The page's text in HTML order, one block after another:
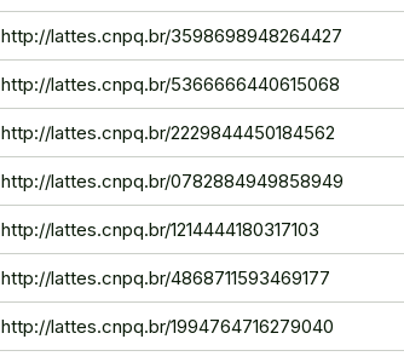
http://lattes.cnpq.br/3598698948264427
http://lattes.cnpq.br/5366666440615068
http://lattes.cnpq.br/2229844450184562
http://lattes.cnpq.br/0782884949858949
http://lattes.cnpq.br/1214444180317103
http://lattes.cnpq.br/4868711593469177
http://lattes.cnpq.br/1994764716279040